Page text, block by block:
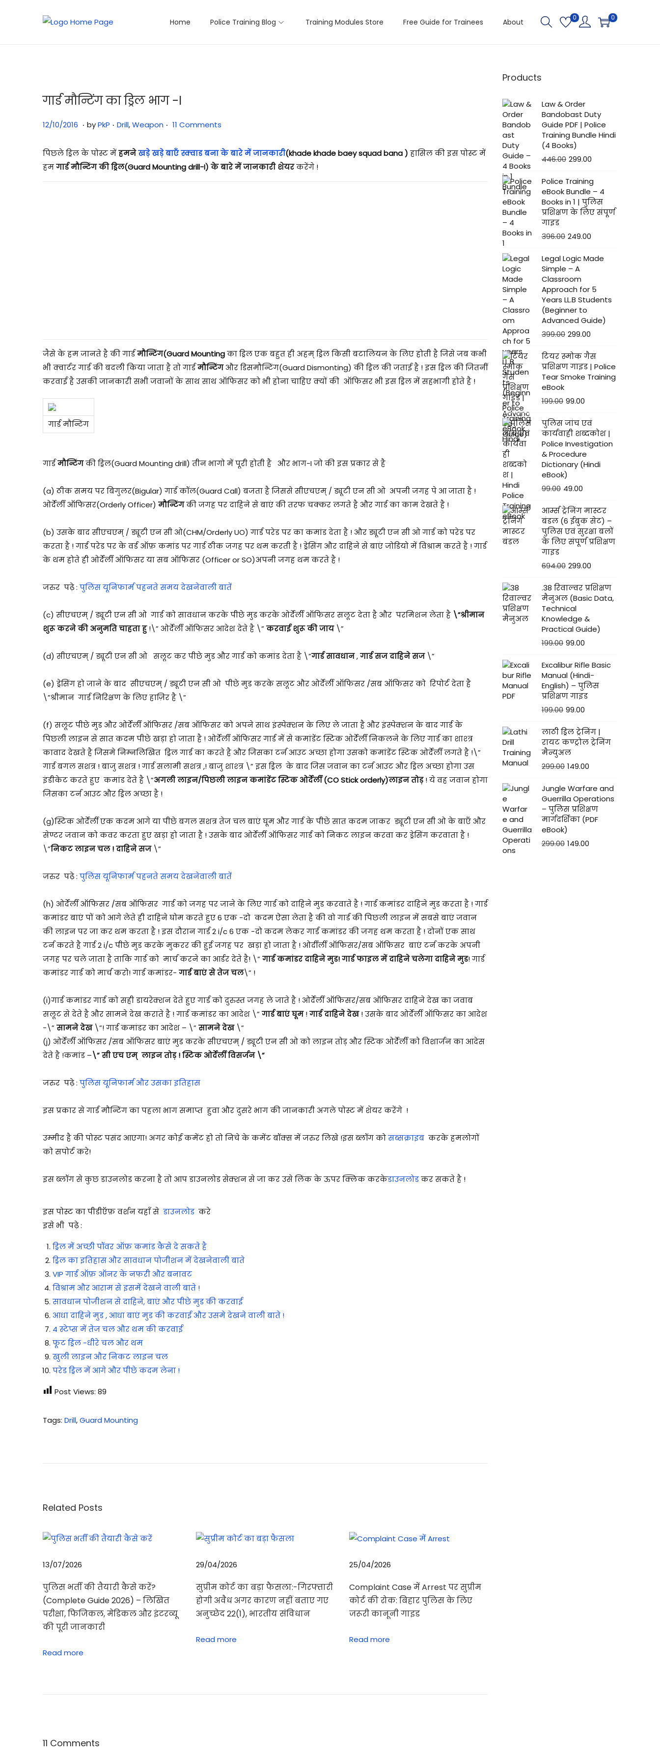
Home Police Training Blog Training Modules Store Free Guide for Trainees About 0 0
गार्ड मौन्टिंग का ड्रिल भाग -I
Posted on
12/10/2016 3
/
0
. byPkP . Posted in
Drill,Weapon . 11 Comments
पिछले ड्रिल के पोस्ट मेंहमनेखड़े खड़े बाएँ स्क्वाड बना के बारे में जानकारी(khade khade baey squad bana ) हासिल की इस पोस्ट में
हमगार्ड मौन्टिंग की ड्रिल(Guard Mounting drill-I) के बारे में जानकारी शेयरकरेंगे !
जैसे के हम जानते है की गार्डमौन्टिंग(Guard Mountingका ड्रिल एक बहुत ही अहम् ड्रिल किसी बटालियन के लिए होती है जिसे जब कभी
भी क्वार्टर गार्ड की बदली किया जाता है तो गार्डमौन्टिंगऔर डिसमौन्टिंग(Guard Dismonting) की ड्रिल की जताई है ! इस ड्रिल की जितनीं
करवाई है उसकी जानकारी सभी जवानों के साथ साथ ऑफिसर को भी होना चाहिए क्यों की ऑफिसर भी इस ड्रिल में सहभागी होते है !
गार्ड मौन्टिंग
गार्डमौन्टिंगकी ड्रिल(Guard Mounting drill) तीन भागो में पूरी होती है और भाग-I जो की इस प्रकार से है
(a) ठीक समय पर बिगुलर(Bigular) गार्ड कॉल(Guard Call) बजता है जिससे सीएचएम् / ड्यूटी एन सी ओ अपनी जगह पे आ जाता है !
ओर्देर्ली ऑफिसर(Orderly Officer) मौन्टिंगकी जगह पर दाहिने से बाएं की तरफ चक्कर लगते है और गार्ड का काम देखते है !
(b) उसके बाद सीएचएम् / ड्यूटी एन सी ओ(CHM/Orderly UO) गार्ड परेड पर का कमांड देता है ! और ड्यूटी एन सी ओ गार्ड को परेड पर
करता है ! गार्ड परेड पर के वर्ड ऑफ़ कमांड पर गार्ड ठीक जगह पर थम करती है ! ड्रेसिंग और दाहिने से बाएं जोडियो में विश्राम करते है ! गार्ड
के थम होते ही ओर्देर्ली ऑफिसर या सब ऑफिसर (Officer or SO)अपनी जगह थम करते है !
जरुर पढ़े : पुलिस यूनिफार्म पहनते समय देखनेवाली बातें
(c) सीएचएम् / ड्यूटी एन सी ओ गार्ड को सावधान करके पीछे मुड करके ओर्देर्ली ऑफिसर सलूट देता है और परमिशन लेता है \”श्रीमान
शुरू करने की अनुमति चाहता हु!\” ओर्देर्ली ऑफिसर आदेश देते है \” करवाई शुरू की जाय\”
(d) सीएचएम् / ड्यूटी एन सी ओ सलूट कर पीछे मुड और गार्ड को कमांड देता है \”गार्ड सावधान,गार्ड सज दाहिने सज\”
(e) ड्रेसिंग हो जाने के बाद सीएचएम् / ड्यूटी एन सी ओ पीछे मुड करके सलूट और ओर्देर्ली ऑफिसर /सब ऑफिसर को रिपोर्ट देता है
\”श्रीमान गार्ड निरिक्षण के लिए हाज़िर है \”
(f) सलूट पीछे मुड और ओर्देर्ली ऑफिसर /सब ऑफिसर को अपने साथ इंस्पेक्शन के लिए ले जाता है और इंस्पेक्शन के बाद गार्ड के
पिछली लाइन से सात कदम पीछे खड़ा हो जाता है ! ओर्देर्ली ऑफिसर गार्ड में से कमांडेंट स्टिक ओर्देर्ली निकलने के लिए गार्ड का शाश्त्र
कावाद देखते है जिसमे निम्नलिखित ड्रिल गार्ड का करते है और जिसका टर्न आउट अच्छा होगा उसको कमांडेंट स्टिक ओर्देर्ली लगते है !\”
गार्ड बगल सशत्र ! बाजु सशत्र ! गार्ड सलामी सशत्र ,! बाजु शाश्त्र \” इस ड्रिल के बाद जिस जवान का टर्न आउट और ड्रिल अच्छा होगा उस
इंडीकेट करते हुए कमांड देते है \”अगली लाइन/पिछली लाइन कमांडेंट स्टिक ओर्देर्ली (CO Stick orderly)लाइन तोड़! ये वह जवान होगा
जिसका टर्न आउट और ड्रिल अच्छा है !
(g)स्टिक ओर्देर्ली एक कदम आगे या पीछे बगल सशत्र तेज चल बाएं घूम और गार्ड के पीछे सात कदम जाकर ड्यूटी एन सी ओ के बाएँ और
सेण्टर जवान को कवर करता हुए खड़ा हो जाता है ! उसके बाद ओर्देर्ली ऑफिसर गार्ड को निकट लाइन करवा कर ड्रेसिंग करवाता है !
\”निकट लाइन चल ! दाहिने सज\”
जरुर पढ़े : पुलिस यूनिफार्म पहनते समय देखनेवाली बातें
(h) ओर्देर्ली ऑफिसर /सब ऑफिसर गार्ड को जगह पर जाने के लिए गार्ड को दाहिने मुड करवाते है ! गार्ड कमांडर दाहिने मुड करता है ! गार्ड
कमांडर बाएं पों को आगे लेते ही दाहिने घोम करते हुए 6 एक -दो कदम ऐसा लेता है की वो गार्ड की पिछली लाइन में सबसे बाएं जवान
की लाइन पर जा कर थम करता है ! इस दौरान गार्ड 2 i/c 6 एक -दो कदम लेकर गार्ड कमांडर की जगह थम करता है ! दोनों एक साथ
टर्न करते है गार्ड 2 i/c पीछे मुड करके मुकरर की हुई जगह पर खड़ा हो जाता है ! ओर्दीर्ली ऑफिसर/सब ऑफिसर बाएं टर्न करके अपनी
जगह पर चले जाता है ताकि गार्ड को मार्च करने का आर्डर देते है! \” गार्ड कमांडर दाहिने मुड! गार्ड फाइल में दाहिने चलेगा दाहिने मुड! गार्ड
कमांडर गार्ड को मार्च करो! गार्ड कमांडर- गार्ड बाएं से तेज चल\” !
(i)गार्ड कमांडर गार्ड को सही डायरेक्शन देते हुए गार्ड को दुरुस्त जगह ले जाते है ! ओर्देर्ली ऑफिसर/सब ऑफिसर दाहिने देख का जवाब
सलूट से देते है और सामने देख कराते है ! गार्ड कमांडर का आदेश \” गार्ड बाएं घूम!गार्ड दाहिने देख! उसके बाद ओर्देर्ली ऑफिसर का आदेश
-\” सामने देख\”! गार्ड कमांडर का आदेश – \” सामने देख\”
(j) ओर्देर्ली ऑफिसर /सब ऑफिसर बाएं मुड करके सीएचएम् / ड्यूटी एन सी ओ को लाइन तोड़ और स्टिक ओर्देर्ली को विशार्जन का आदेस
देते है !कमांड –\” सी एच एम् लाइन तोड़ ! स्टिक ओर्देर्ली विसर्जन \”
जरुर पढ़े : पुलिस यूनिफार्म और उसका इतिहास
इस प्रकार से गार्ड मौन्टिंग का पहला भाग समाप्त हुवा और दुसरे भाग की जानकारी अगले पोस्ट में शेयर करेंगे !
उम्मीद है की पोस्ट पसंद आएगा! अगर कोई कमेंट हो तो निचे के कमेंट बॉक्स में जरुर लिखे !इस ब्लॉग कोसब्सक्राइब करके हमलोगों
को सपोर्ट करे!
इस ब्लॉग से कुछ डाउनलोड करना है तो आप डाउनलोड सेक्शन से जा कर उसे लिंक के ऊपर क्लिक करकेडाउनलोडकर सकते है !
इस पोस्ट का पीडीऍफ़ वर्शन यहाँ से डाउनलोड करे
इसे भी पढ़े :
ड्रिल में अच्छी पॉवर ऑफ़ कमांड कैसे दे सकते है
ड्रिल का इतिहास और सावधान पोजीशन में देखनेवाली बाते
VIP गार्ड ऑफ़ ऑनर के नफरी और बनावट
विश्राम और आराम से इसमें देखने वाली बाते !
सावधान पोजीशन से दाहिने, बाएं और पीछे मुड की करवाई
आधा दाहिने मुड , आधा बाएं मुड की करवाई और उसमे देखने वाली बाते !
4 स्टेप्स में तेज चल और थम की करवाई
फूट ड्रिल -धीरे चल और थम
खुली लाइन और निकट लाइन चल
परेड ड्रिल में आगे और पीछे कदम लेना !
Post Views: 89
Tags: Drill,Guard Mounting
का
रि
औ
र
खु
बि
त
Related Posts
13/07/2026
पुलिस भर्ती की तैयारी कैसे करें?
(Complete Guide 2026) – लिखित
परीक्षा, फिजिकल, मेडिकल और इंटरव्यू
की पूरी जानकारी
Read more
29/04/2026
सुप्रीम कोर्ट का बड़ा फैसला:-गिरफ्तारी
होगी अवैध अगर कारण नहीं बताए गए
अनुच्छेद 22(1), भारतीय संविधान
Read more
25/04/2026
Complaint Case में Arrest पर सुप्रीम
कोर्ट की रोक: बिहार पुलिस के लिए
जरूरी कानूनी गाइड
Read more
11 Comments
Products
Law & Order
Bandobast Duty
Guide PDF | Police
Training Bundle Hindi
(4 Books)
446.00 299.00
Police Training
eBook Bundle – 4
Books in 1 | पुलिस
प्रशिक्षण के लिए संपूर्ण
गाइड
396.00 249.00
Legal Logic Made
Simple – A
Classroom
Approach for 5
Years LL.B Students
(Beginner to
Advanced Guide)
399.00 299.00
टियर स्मोक गैस
प्रशिक्षण गाइड | Police
Tear Smoke Training
eBook
199.00 99.00
पुलिस जांच एवं
कार्यवाही शब्दकोश |
Police Investigation
& Procedure
Dictionary (Hindi
eBook)
99.00 49.00
आर्म्स ट्रेनिंग मास्टर
बंडल (6 ईबुक सेट) –
पुलिस एवं सुरक्षा बलों
के लिए संपूर्ण प्रशिक्षण
गाइड
694.00 299.00
.38 रिवाल्वर प्रशिक्षण
मैनुअल (Basic Data,
Technical
Knowledge &
Practical Guide)
199.00 99.00
Excalibur Rifle Basic
Manual (Hindi-
English) – पुलिस
प्रशिक्षण गाइड
199.00 99.00
लाठी ड्रिल ट्रेनिंग |
रायट कण्ट्रोल ट्रेनिंग
मैन्युअल
299.00 149.00
Jungle Warfare and
Guerrilla Operations
– पुलिस प्रशिक्षण
मार्गदर्शिका (PDF
eBook)
299.00 149.00